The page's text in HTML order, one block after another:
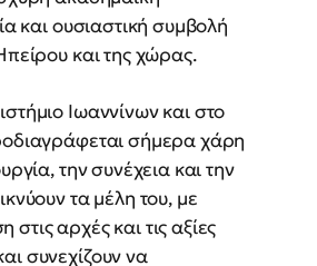
και ουσιαστική συμβολή
και της χώρας.
Ιωαννίνων και στο
σήμερα χάρη
την συνέχεια και την
τα μέλη του, με
αρχές και τις αξίες
συνεχίζουν να